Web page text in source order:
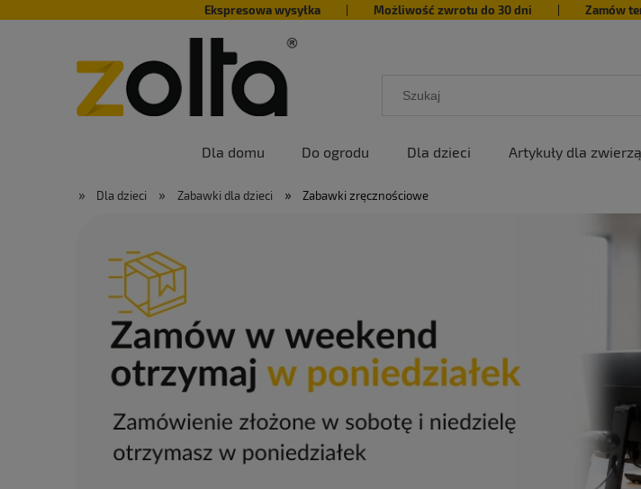
Ekspresowa wysyłka Możliwość zwrotu do 30 dni Zamów
Dla domu Do ogrodu Dla dzieci Artykuły dla
» Dla dzieci » Zabawki dla dzieci » Zabawki zręcznościowe